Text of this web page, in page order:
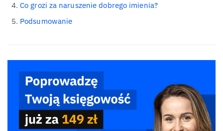
Co grozi za naruszenie dobrego imienia?
Podsumowanie